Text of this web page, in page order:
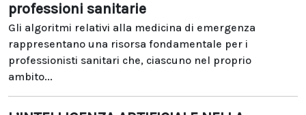
professioni sanitarie
Gli algoritmi relativi alla medicina di emergenza
rappresentano una risorsa fondamentale per i
professionisti sanitari che, ciascuno nel proprio
ambito...